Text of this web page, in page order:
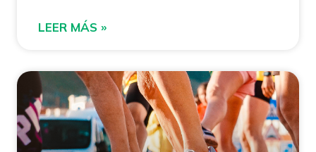
LEER MÁS »